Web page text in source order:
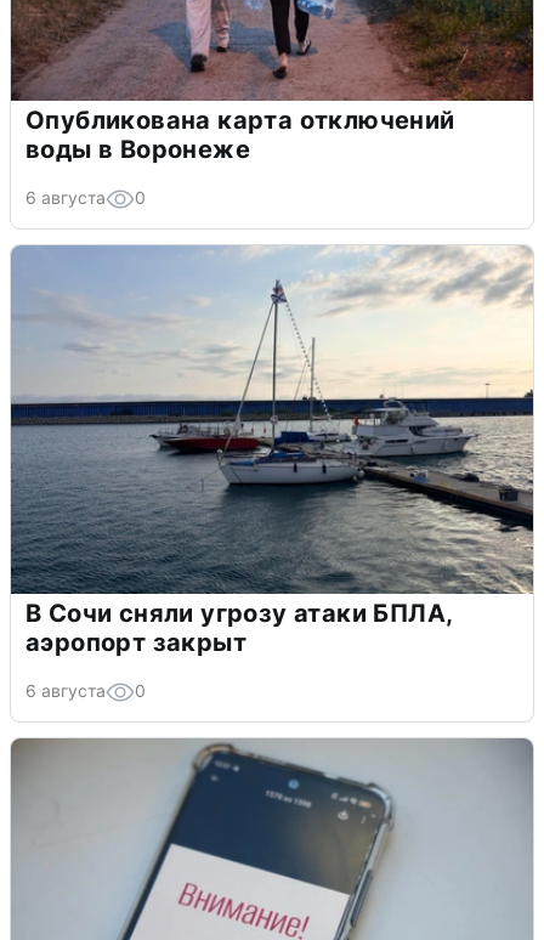
Опубликована карта отключений
воды в Воронеже
6 августа 0
В Сочи сняли угрозу атаки БПЛА,
аэропорт закрыт
6 августа 0